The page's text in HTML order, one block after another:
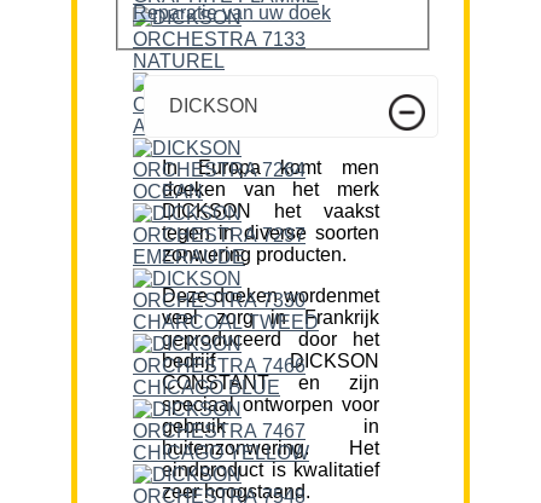
Reparatie van uw doek
DICKSON
In Europa komt men
doeken van het merk
DICKSON het vaakst
tegen in diverse soorten
zonwering producten.
Deze doeken wordenmet
veel zorg in Frankrijk
geproduceerd door het
bedrijf DICKSON
CONSTANT en zijn
speciaal ontworpen voor
gebruik in
buitenzonwering. Het
eindproduct is kwalitatief
zeer hoogstaand.